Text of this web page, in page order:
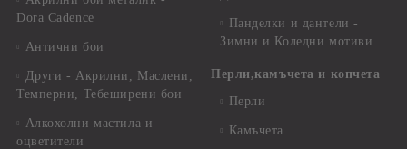
Dora Cadence
Антични бои
Други - Акрилни, Маслени,
Темперни, Тебеширени бои
Алкохолни мастила и
оцветители
Панделки и дантели -
Зимни и Коледни мотиви
Перли,камъчета и копчета
Перли
Камъчета